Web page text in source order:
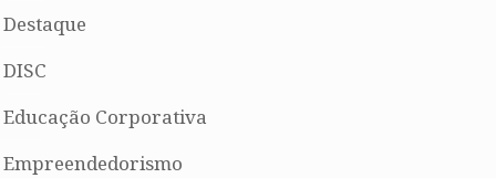
Destaque
DISC
Educação Corporativa
Empreendedorismo